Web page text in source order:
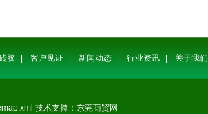
胶 客户见证 新闻动态 行业资讯 关于我们
技术支持： 东莞商贸网